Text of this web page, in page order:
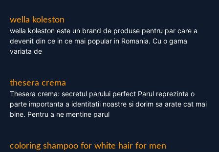
wella koleston
wella koleston este un brand de produse pentru par care a
devenit din ce in ce mai popular in Romania. Cu o gama
variata de
thesera crema
Thesera crema: secretul parului perfect Parul reprezinta o
parte importanta a identitatii noastre si dorim sa arate cat mai
bine. Pentru a ne mentine parul
coloring shampoo for white hair for men